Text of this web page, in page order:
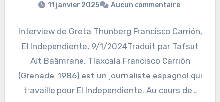
11 janvier 2025 Aucun commentaire
Interview de Greta Thunberg Francisco Carrión,
El Independiente, 9/1/2024Traduit par Tafsut
Aït Baâmrane, Tlaxcala Francisco Carrión
(Grenade, 1986) est un journaliste espagnol qui
travaille pour El Independiente. Au cours de…